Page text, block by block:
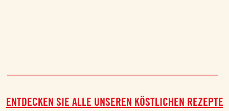
ENTDECKEN SIE ALLE UNSEREN KÖSTLICHEN REZEPTE